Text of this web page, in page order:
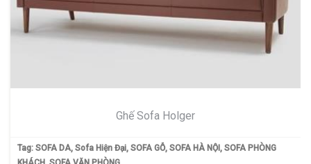
Ghế Sofa Holger
Tag: SOFA DA, Sofa Hiện Đại, SOFA GỖ, SOFA HÀ NỘI , SOFA PHÒNG